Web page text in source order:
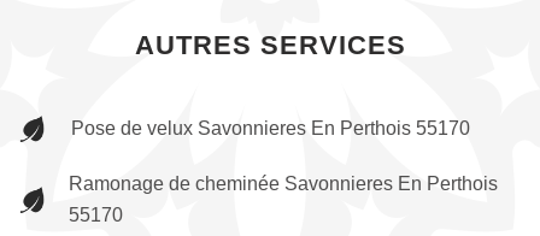
AUTRES SERVICES
Pose de velux Savonnieres En Perthois 55170
Ramonage de cheminée Savonnieres En Perthois
55170